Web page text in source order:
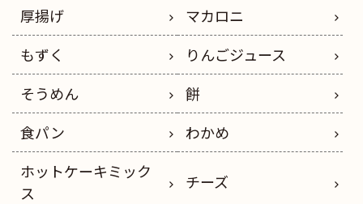
厚揚げ
マカロニ
もずく
りんごジュース
そうめん
餅
食パン
わかめ
ホットケーキミック
ス
チーズ